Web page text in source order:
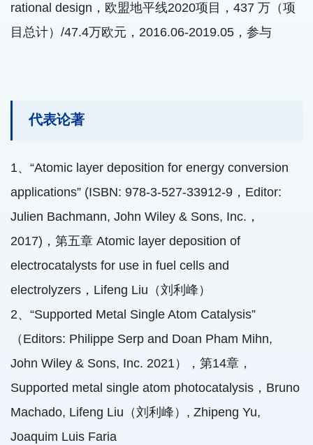
rational design，欧盟地平线2020项目，437 万（项
目总计）/47.4万欧元，2016.06-2019.05，参与
代表论著
1、“Atomic layer deposition for energy conversion
applications” (ISBN: 978-3-527-33912-9，Editor:
Julien Bachmann, John Wiley & Sons, Inc.，
2017)，第五章 Atomic layer deposition of
electrocatalysts for use in fuel cells and
electrolyzers，Lifeng Liu（刘利峰）
2、“Supported Metal Single Atom Catalysis”
（Editors: Philippe Serp and Doan Pham Mihn,
John Wiley & Sons, Inc. 2021），第14章，
Supported metal single atom photocatalysis，Bruno
Machado, Lifeng Liu（刘利峰）, Zhipeng Yu,
Joaquim Luis Faria